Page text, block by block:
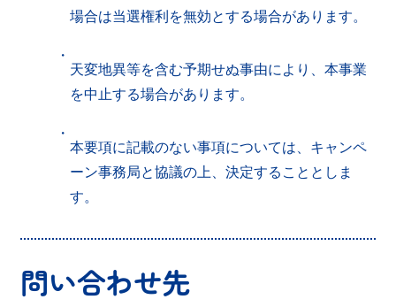
場合は当選権利を無効とする場合があります。
・
天変地異等を含む予期せぬ事由により、本事業
を中止する場合があります。
・
本要項に記載のない事項については、キャンペ
ーン事務局と協議の上、決定することとしま
す。
問い合わせ先